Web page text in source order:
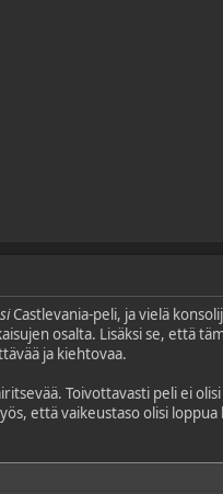
Castlevania-peli, ja vielä
osalta. Lisäksi se, että
ja kiehtovaa.
Toivottavasti peli ei
että vaikeustaso olisi